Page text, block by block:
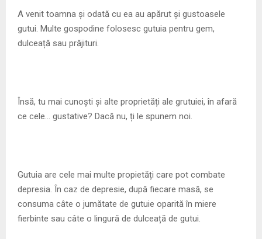
E
U
A venit toamna și odată cu ea au apărut și gustoasele
gutui. Multe gospodine folosesc gutuia pentru gem,
dulceață sau prăjituri.
Însă, tu mai cunoști și alte proprietăți ale grutuiei, în afară
ce cele… gustative? Dacă nu, ți le spunem noi.
Gutuia are cele mai multe propietăți care pot combate
depresia. În caz de depresie, după fiecare masă, se
consuma câte o jumătate de gutuie oparită în miere
fierbinte sau câte o lingură de dulceață de gutui.